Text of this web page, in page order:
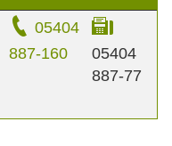
05404
887-160
05404
887-77